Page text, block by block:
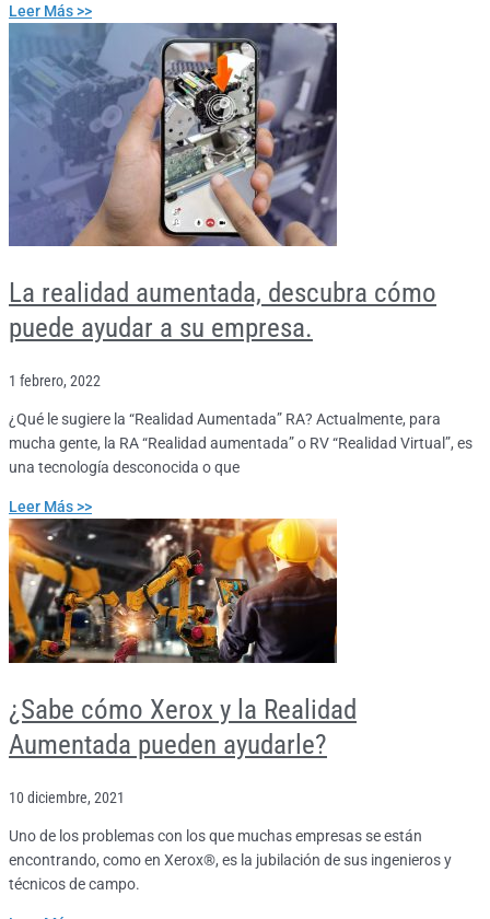
Leer Más >>
La realidad aumentada, descubra cómo
puede ayudar a su empresa.
1 febrero, 2022
¿Qué le sugiere la “Realidad Aumentada” RA? Actualmente, para
mucha gente, la RA “Realidad aumentada” o RV “Realidad Virtual”, es
una tecnología desconocida o que
Leer Más >>
¿Sabe cómo Xerox y la Realidad
Aumentada pueden ayudarle?
10 diciembre, 2021
Uno de los problemas con los que muchas empresas se están
encontrando, como en Xerox®, es la jubilación de sus ingenieros y
técnicos de campo.